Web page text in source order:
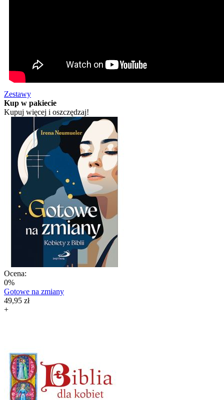
Zestawy
Kup w pakiecie
Kupuj więcej i oszczędzaj!
Ocena:
0%
Gotowe na zmiany
49,95 zł
+